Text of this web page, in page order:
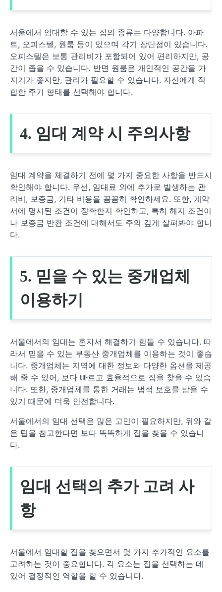
서울에서 임대할 수 있는 집의 종류는 다양합니다. 아파
트, 오피스텔, 원룸 등이 있으며 각기 장단점이 있습니다.
오피스텔은 보통 관리비가 포함되어 있어 편리하지만, 공
간이 좁을 수 있습니다. 반면 원룸은 개인적인 공간을 가
지기가 좋지만, 관리가 필요할 수 있습니다. 자신에게 적
합한 주거 형태를 선택해야 합니다.
4. 임대 계약 시 주의사항
임대 계약을 체결하기 전에 몇 가지 중요한 사항을 반드시
확인해야 합니다. 우선, 임대료 외에 추가로 발생하는 관
리비, 보증금, 기타 비용을 꼼꼼히 확인하세요. 또한, 계약
서에 명시된 조건이 정확한지 확인하고, 특히 해지 조건이
나 보증금 반환 조건에 대해서도 주의 깊게 살펴봐야 합니
다.
5. 믿을 수 있는 중개업체
이용하기
서울에서의 임대는 혼자서 해결하기 힘들 수 있습니다. 따
라서 믿을 수 있는 부동산 중개업체를 이용하는 것이 좋습
니다. 중개업체는 지역에 대한 정보와 다양한 옵션을 제공
해 줄 수 있어, 보다 빠르고 효율적으로 집을 찾을 수 있습
니다. 또한, 중개업체를 통한 거래는 법적 보호를 받을 수
있기 때문에 더욱 안전합니다.
서울에서의 임대 선택은 많은 고민이 필요하지만, 위와 같
은 팁을 참고한다면 보다 똑똑하게 집을 찾을 수 있습니
다.
임대 선택의 추가 고려 사
항
서울에서 임대할 집을 찾으면서 몇 가지 추가적인 요소를
고려하는 것이 중요합니다. 각 요소는 집을 선택하는 데
있어 결정적인 역할을 할 수 있습니다.